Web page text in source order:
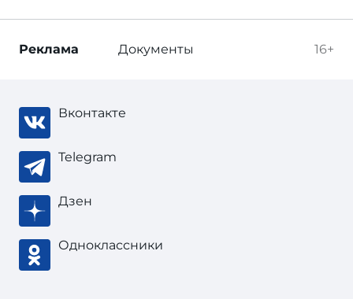
16+
Реклама Документы
Вконтакте
Telegram
Дзен
Одноклассники